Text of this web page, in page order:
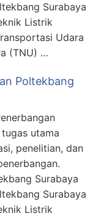
Surabaya
Listrik
Udara
(TNU) …
Poltekbang
utama
penelitian, dan
Surabaya
Surabaya
Listrik